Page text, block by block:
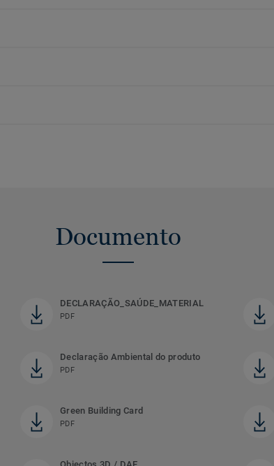
Documento
DECLARAÇÃO_SAÚDE_MATERIAL
PDF
Declaração Ambiental do produto
PDF
Green Building Card
PDF